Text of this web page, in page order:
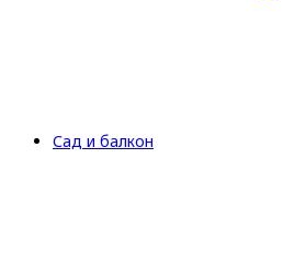
Сад и балкон